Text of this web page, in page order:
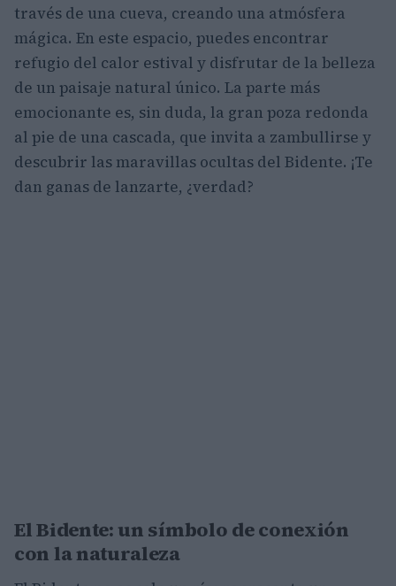
través de una cueva, creando una atmósfera
mágica. En este espacio, puedes encontrar
refugio del calor estival y disfrutar de la belleza
de un paisaje natural único. La parte más
emocionante es, sin duda, la gran poza redonda
al pie de una cascada, que invita a zambullirse y
descubrir las maravillas ocultas del Bidente. ¡Te
dan ganas de lanzarte, ¿verdad?
El Bidente: un símbolo de conexión
con la naturaleza